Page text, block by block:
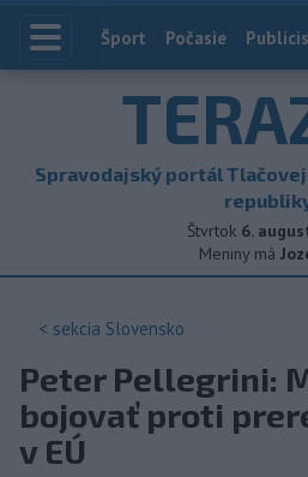
Index
Šport Počasie
Spravodajský portál
Štvrtok 6.
Meniny má
< sekcia Slovensko
Peter Pellegrini:
bojovať proti
v EÚ